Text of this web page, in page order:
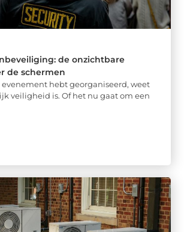
de onzichtbare
de schermen
evenement hebt georganiseerd, weet
veiligheid is. Of het nu gaat om een